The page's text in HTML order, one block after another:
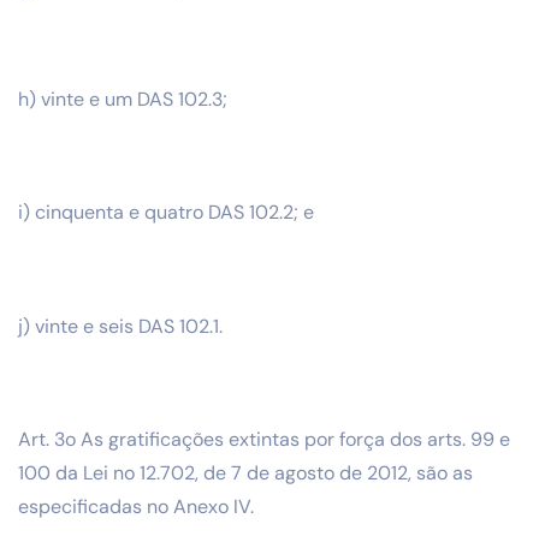
h) vinte e um DAS 102.3;
i) cinquenta e quatro DAS 102.2; e
j) vinte e seis DAS 102.1.
Art. 3o As gratificações extintas por força dos arts. 99 e
100 da Lei no 12.702, de 7 de agosto de 2012, são as
especificadas no Anexo IV.